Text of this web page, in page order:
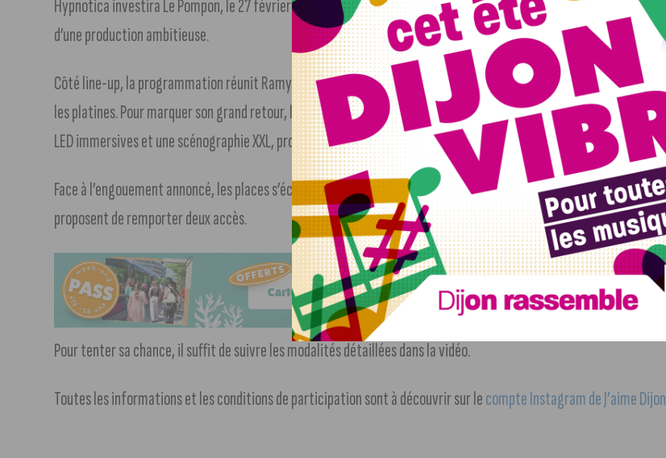
Hypnotica investira Le Pompon, le 27 février prochain, pour une soirée placée sous le signe de la house music et
d’une production ambitieuse.
Côté line-up, la programmation réunit Ramyen, Ouzo et Jaya, trois artistes prêts à faire monter l’ambiance depuis
les platines. Pour marquer son grand retour, le club mise également sur un nouveau système son, des installations
LED immersives et une scénographie XXL, promettant une expérience à la hauteur des plus belles nuits électro.
Face à l’engouement annoncé, les places s’écoulent rapidement. Mais pas de panique, J’aime Dijon et J’aime Beaune
proposent de remporter deux accès.
Pour tenter sa chance, il suffit de suivre les modalités détaillées dans la vidéo.
Toutes les informations et les conditions de participation sont à découvrir sur lecompte Instagram de J’aime Dijon